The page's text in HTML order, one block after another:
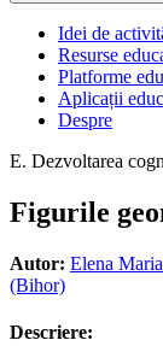
Idei de
Resurse
Platforme
Aplicații
Despre
E. Dezvoltarea
Figurile
Autor: Elena
(Bihor)
Descriere: